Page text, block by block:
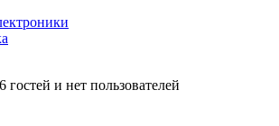
гостей и нет пользователей